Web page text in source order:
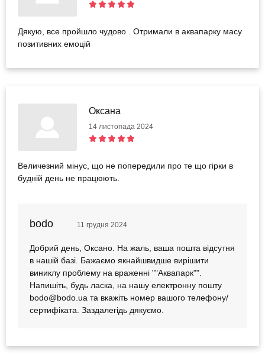
Дякую, все пройшло чудово . Отримали в аквапарку масу
позитивних емоцій
Оксана
14 листопада 2024
Величезний мінус, що не попередили про те що гірки в
будній день не працюють.
bodo 11 грудня 2024
Добрий день, Оксано. На жаль, ваша пошта відсутня
в нашій базі. Бажаємо якнайшвидше вирішити
виниклу проблему на враженні ""Аквапарк"".
Напишіть, будь ласка, на нашу електронну пошту
bodo@bodo.ua та вкажіть номер вашого телефону/
сертифіката. Заздалегідь дякуємо.